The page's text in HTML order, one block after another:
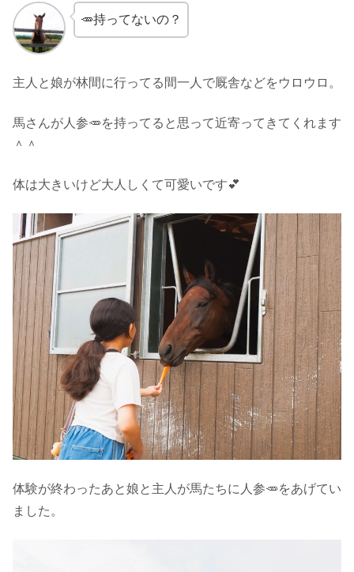
🥕持ってないの？
主人と娘が林間に行ってる間一人で厩舎などをウロウロ。
馬さんが人参🥕を持ってると思って近寄ってきてくれます
＾＾
体は大きいけど大人しくて可愛いです💕
体験が終わったあと娘と主人が馬たちに人参🥕をあげてい
ました。